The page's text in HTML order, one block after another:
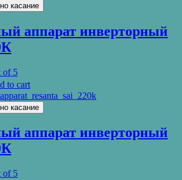
касание
аппарат инверторный
of 5
to cart
касание
аппарат инверторный
of 5